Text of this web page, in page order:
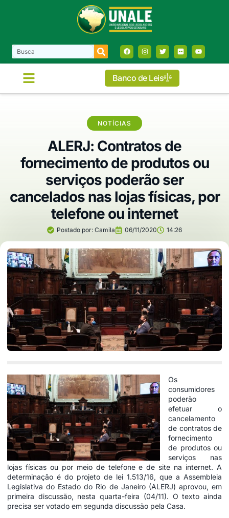
Banco de Leis
NOTÍCIAS
ALERJ: Contratos de
fornecimento de produtos ou
serviços poderão ser
cancelados nas lojas físicas, por
telefone ou internet
Postado por: Camila 06/11/2020 14:26
Os
consumidores
poderão
efetuar o
cancelamento
de contratos de
fornecimento
de produtos ou
serviços nas
lojas físicas ou por meio de telefone e de site na internet. A
determinação é do projeto de lei 1.513/16, que a Assembleia
Legislativa do Estado do Rio de Janeiro (ALERJ) aprovou, em
primeira discussão, nesta quarta-feira (04/11). O texto ainda
precisa ser votado em segunda discussão pela Casa.